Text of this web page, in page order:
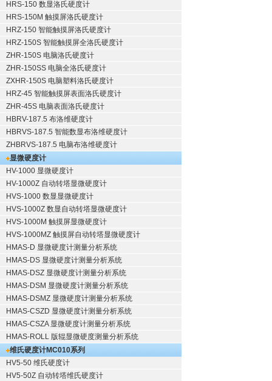
HRS-150 数显洛氏硬度计
HRS-150M 触摸屏洛氏硬度计
HRZ-150 智能触摸屏洛氏硬度计
HRZ-150S 智能触摸屏全洛氏硬度计
ZHR-150S 电脑洛氏硬度计
ZHR-150SS 电脑全洛氏硬度计
ZXHR-150S 电脑塑料洛氏硬度计
HRZ-45 智能触摸屏表面洛氏硬度计
ZHR-45S 电脑表面洛氏硬度计
HBRV-187.5 布洛维硬度计
HBRVS-187.5 智能数显布洛维硬度计
ZHBRVS-187.5 电脑布洛维硬度计
显微硬度计
HV-1000 显微硬度计
HV-1000Z 自动转塔显微硬度计
HVS-1000 数显显微硬度计
HVS-1000Z 数显自动转塔显微硬度计
HVS-1000M 触摸屏显微硬度计
HVS-1000MZ 触摸屏自动转塔显微硬度计
HMAS-D 显微硬度计测量分析系统
HMAS-DS 显微硬度计测量分析系统
HMAS-DSZ 显微硬度计测量分析系统
HMAS-DSM 显微硬度计测量分析系统
HMAS-DSMZ 显微硬度计测量分析系统
HMAS-CSZD 显微硬度计测量分析系统
HMAS-CSZA 显微硬度计测量分析系统
HMAS-ROLL 版辊显微硬度测量分析系统
维氏硬度计MC010系列
HV5-50 维氏硬度计
HV5-50Z 自动转塔维氏硬度计